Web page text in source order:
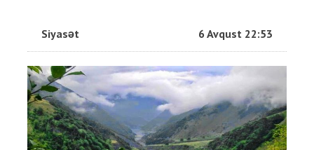
Siyasət 6 Avqust 22:53